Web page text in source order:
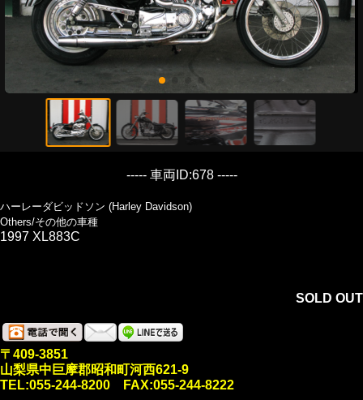
----- 車両ID:678 -----
ハーレーダビッドソン (Harley Davidson)
Others/その他の車種
1997 XL883C
SOLD OUT
〒409-3851
山梨県中巨摩郡昭和町河西621-9
TEL:055-244-8200 FAX:055-244-8222